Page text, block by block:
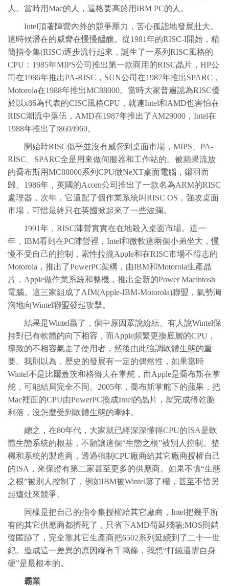
人。當時用Mac的人，逼格要高於用IBM PC的人。
Intel頂著陣營內外的競爭壓力，苦心孤詣地發展壯大。
這時候潛在的威脅在慢慢醞釀。從1981年的RISC-I開始，精
簡指令集(RISC)逐步流行起來，誕生了一系列RISC風格的
CPU：1985年MIPS公司推出第一款商用的RISC晶片，HP公
司在1986年推出PA-RISC，SUN公司在1987年推出SPARC，
Motorola在1988年推出MC88000。當時大家普遍認為RISC優
於以x86為代表的CISC風格CPU，就連Intel和AMD也害怕在
RISC潮流中落伍，AMD在1987年推出了AM29000，Intel在
1988年推出了i860/i960。
開始時RISC似乎並沒有威脅到桌面市場，MIPS、PA-
RISC、SPARC全是用來做伺服器和工作站的。被蘋果流放
的喬布斯用MC88000系列CPU做NeXT桌面電腦，鎩羽而
歸。1986年，英國的Acorn公司推出了一款名為ARM的RISC
處理器，次年，它還配了個作業系統叫RISC OS，強攻桌面
市場，可惜最終只在英國掀起來了一些波瀾。
1991年，RISC陣營實實在在地殺入桌面市場。這一
年，IBM看到在PC陣營裡，Intel和微軟這兩個小弟坐大，慢
慢不受自己的控制，索性拉攏Apple和在RISC市場不得志的
Motorola，推出了PowerPC架構，由IBM和Motorola生產晶
片，Apple做作業系統和整機，推出全新的Power Macintosh
電腦。這三家組成了AIM(Apple-IBM-Motorola)聯盟，氣勢洶
洶地向Wintel聯盟發起攻擊。
結果是Wintel贏了，個中原因眾說紛紜。有人說Wintel保
持對已有軟體的向下相容，而Apple頻繁更換底層的CPU，
導致的不相容氣走了使用者，然後由此強調軟體生態的重
要。我則以為，歷史的發展有一定的偶然性，如果當時
Wintel不是比爾蓋茨和格魯夫在掌舵，而Apple是喬布斯在掌
舵，可能結局完全不同。2005年，喬布斯掌舵下的蘋果，把
Mac裡面的CPU由PowerPC換成Intel的晶片，就完成得乾脆
利落，沒怎麼受到軟體生態的牽絆。
總之，在80年代，大家就已經深深懂得CPU的ISA是軟
體生態系統的根基，不願讓這個“生態之根”被別人控制。整
機和系統的製造商，透過強制CPU廠商給其它廠商授權自己
的ISA，來保證有第二家甚至更多的供應商。如果不慎“生態
之根”被別人控制了，例如IBM被Wintel篡了權，甚至不惜另
起爐灶來競爭。
同樣是把自己的指令集授權給其它廠商，Intel把幾乎所
有的其它供應商都擠死了，只省下AMD苟延殘喘;MOS則銷
聲匿跡了，完全靠其它生產商把6502系列延續到了二十一世
紀。造成這一差異的原因縱有千萬條，我想“打鐵還需自身
硬”是最根本的。
霸業